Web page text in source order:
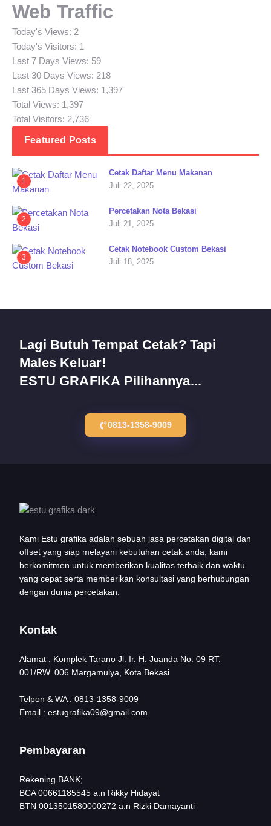
Web Traffic
Today's Views: 2
Today's Visitors: 1
Last 7 Days Views: 59
Last 30 Days Views: 218
Last 365 Days Views: 1,397
Total Views: 1,397
Total Visitors: 2,736
Featured Posts
1
Cetak Daftar Menu Makanan
Juli 22, 2025
2
Percetakan Nota Bekasi
Juli 21, 2025
3
Cetak Notebook Custom Bekasi
Juli 18, 2025
Lagi Butuh Tempat Cetak? Tapi
Males Keluar!
ESTU GRAFIKA Pilihannya...
0813-1358-9009
Kami Estu grafika adalah sebuah jasa percetakan digital dan
offset yang siap melayani kebutuhan cetak anda, kami
berkomitmen untuk memberikan kualitas terbaik dan waktu
yang cepat serta memberikan konsultasi yang berhubungan
dengan dunia percetakan.
Kontak
Alamat : Komplek Tarano Jl. Ir. H. Juanda No. 09 RT.
001/RW. 006 Margamulya, Kota Bekasi
Telpon & WA : 0813-1358-9009
Email : estugrafika09@gmail.com
Pembayaran
Rekening BANK;
BCA 00661185545 a.n Rikky Hidayat
BTN 0013501580000272 a.n Rizki Damayanti